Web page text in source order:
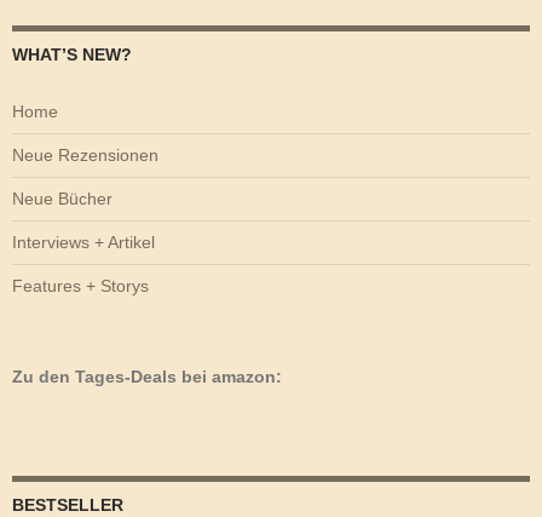
WHAT’S NEW?
Home
Neue Rezensionen
Neue Bücher
Interviews + Artikel
Features + Storys
Zu den Tages-Deals bei amazon:
BESTSELLER